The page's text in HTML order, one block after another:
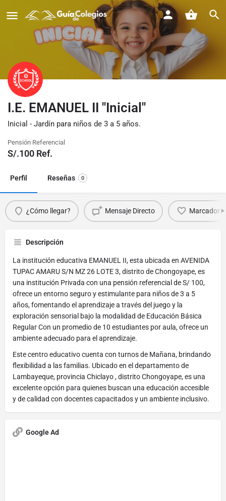
I.E. EMANUEL II "Inicial"
Inicial - Jardín para niños de 3 a 5 años.
Pensión Referencial
S/.100 Ref.
Perfil Reseñas 0
¿Cómo llegar? Mensaje Directo Marcador
Descripción
La institución educativa EMANUEL II, esta ubicada en AVENIDA
TUPAC AMARU S/N MZ 26 LOTE 3, distrito de Chongoyape, es
una institución Privada con una pensión referencial de S/ 100,
ofrece un entorno seguro y estimulante para niños de 3 a 5
años, fomentando el aprendizaje a través del juego y la
exploración sensorial bajo la modalidad de Educación Básica
Regular Con un promedio de 10 estudiantes por aula, ofrece un
ambiente adecuado para el aprendizaje.
Este centro educativo cuenta con turnos de Mañana, brindando
flexibilidad a las familias. Ubicado en el departamento de
Lambayeque, provincia Chiclayo , distrito Chongoyape, es una
excelente opción para quienes buscan una educación accesible
y de calidad con docentes capacitados y un ambiente inclusivo.
Google Ad